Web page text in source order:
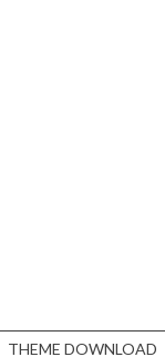
THEME DOWNLOAD